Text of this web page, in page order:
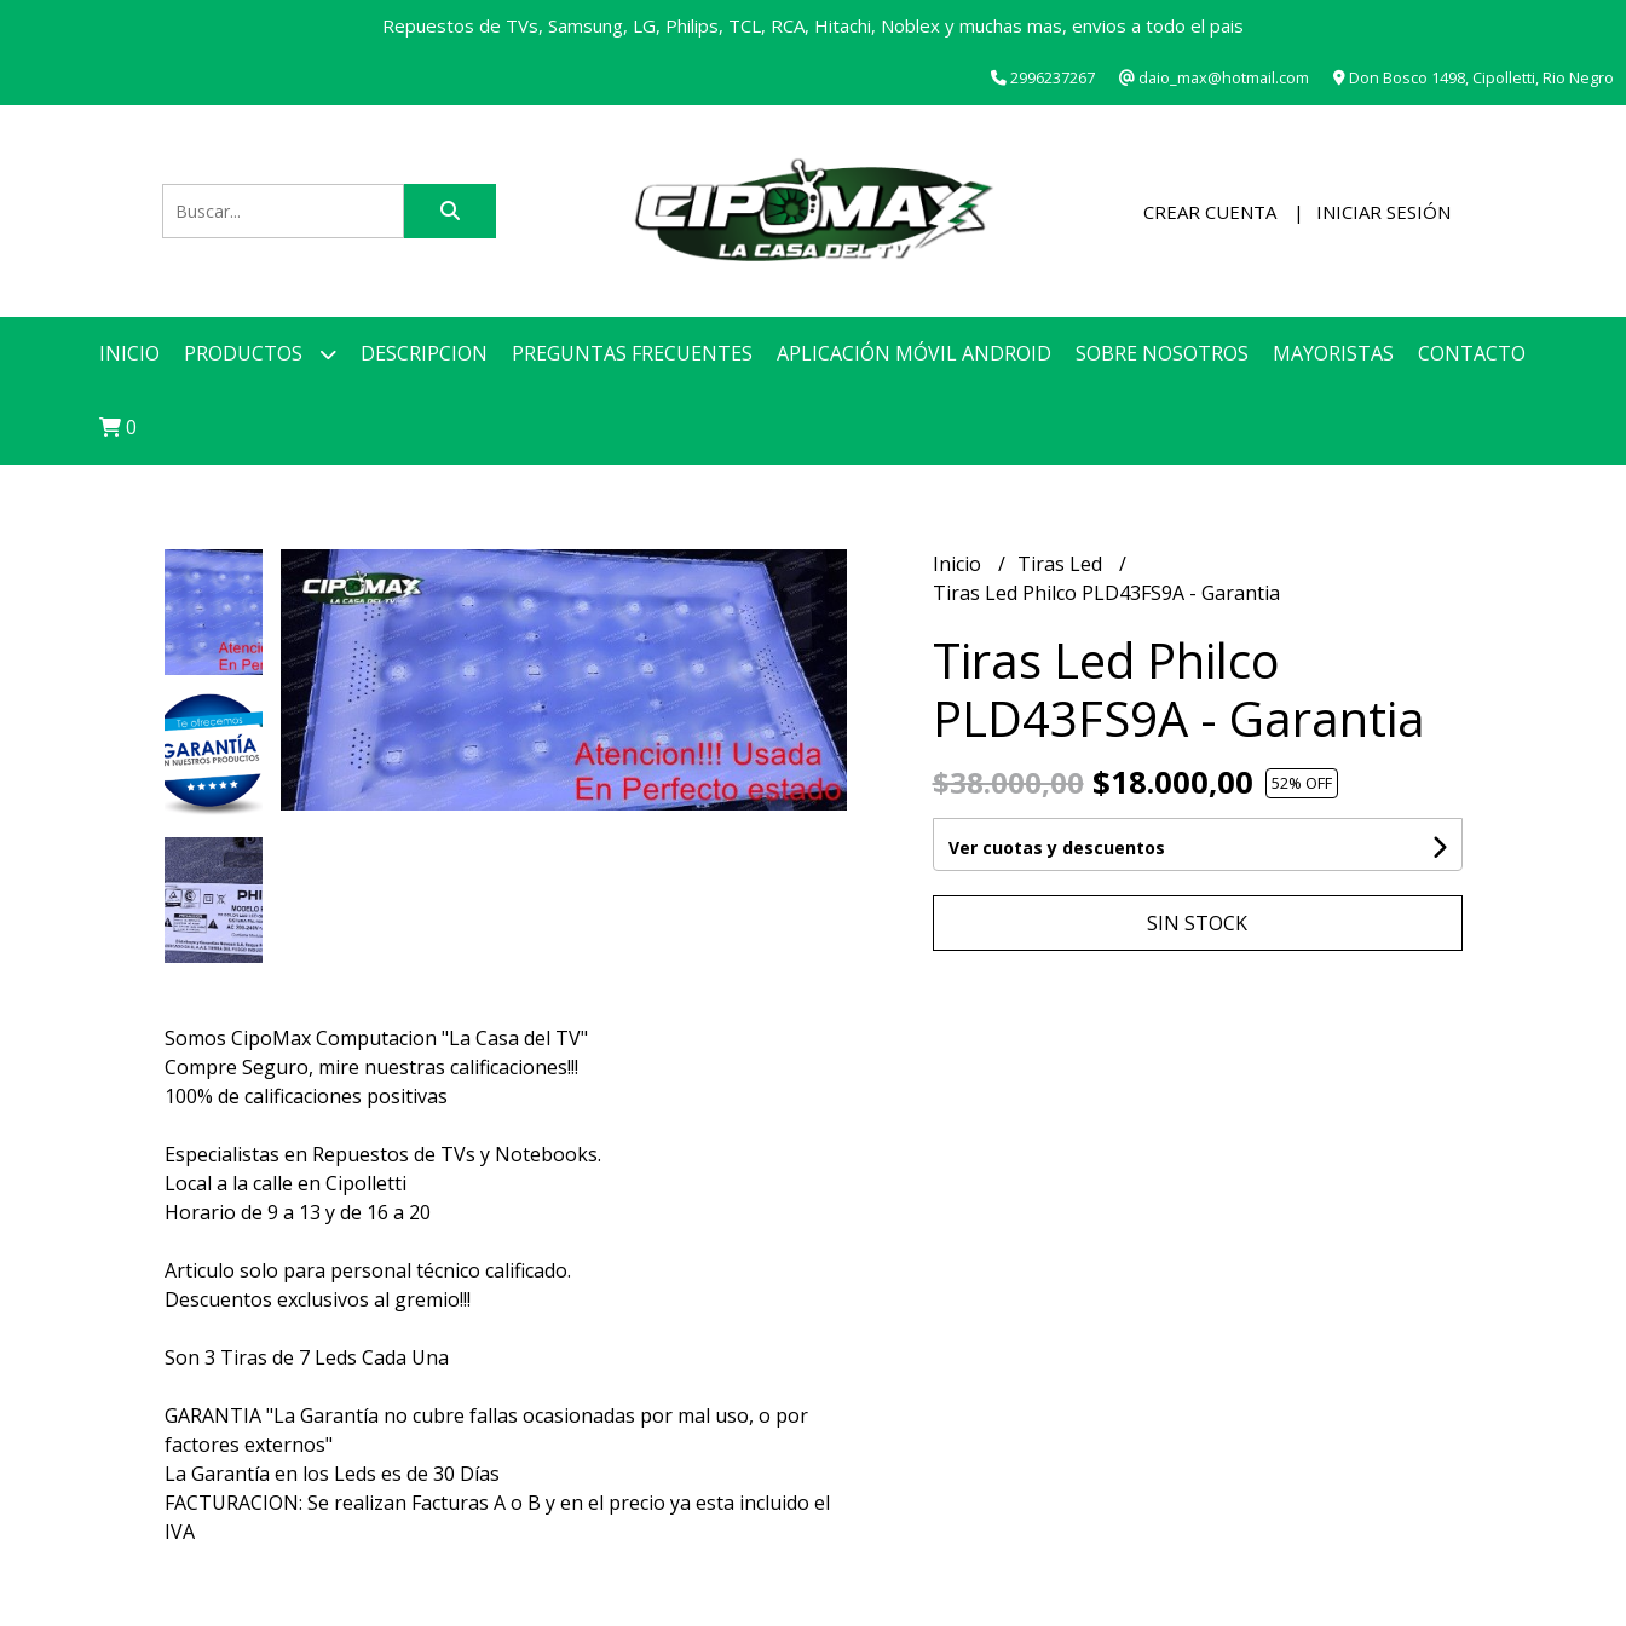
Repuestos de TVs, Samsung, LG, Philips, TCL, RCA, Hitachi, Noblex y muchas mas, envios a todo el pais
2996237267 daio_max@hotmail.com Don Bosco 1498, Cipolletti, Rio Negro
CREAR CUENTA INICIAR SESIÓN
INICIO PRODUCTOS DESCRIPCION PREGUNTAS FRECUENTES APLICACIÓN MÓVIL ANDROID SOBRE NOSOTROS MAYORISTAS CONTACTO
0
Somos CipoMax Computacion "La Casa del TV"
Compre Seguro, mire nuestras calificaciones!!!
100% de calificaciones positivas
Especialistas en Repuestos de TVs y Notebooks.
Local a la calle en Cipolletti
Horario de 9 a 13 y de 16 a 20
Articulo solo para personal técnico calificado.
Descuentos exclusivos al gremio!!!
Son 3 Tiras de 7 Leds Cada Una
GARANTIA "La Garantía no cubre fallas ocasionadas por mal uso, o por
factores externos"
La Garantía en los Leds es de 30 Días
FACTURACION: Se realizan Facturas A o B y en el precio ya esta incluido el
IVA
Inicio
Tiras Led
Tiras Led Philco PLD43FS9A - Garantia
Tiras Led Philco
PLD43FS9A - Garantia
$38.000,00$18.000,00 52% OFF
Ver cuotas y descuentos
SIN STOCK